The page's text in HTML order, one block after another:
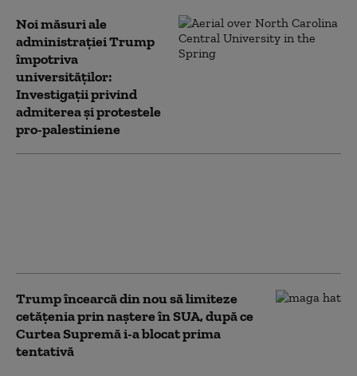
Noi măsuri ale
administrației Trump
împotriva
universităților:
Investigații privind
admiterea și protestele
pro-palestiniene
Trump încearcă din nou să limiteze
cetățenia prin naștere în SUA, după ce
Curtea Supremă i-a blocat prima
tentativă